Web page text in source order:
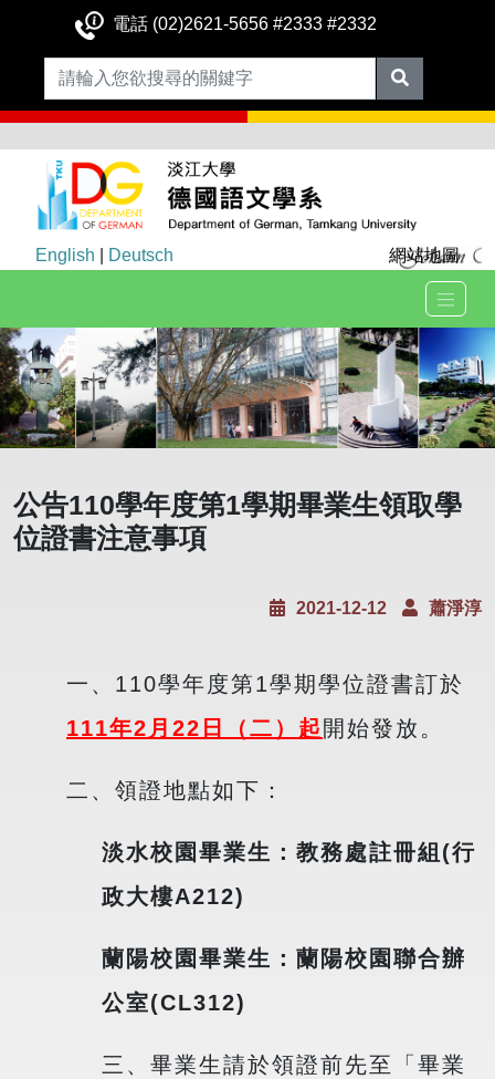
電話 (02)2621-5656 #2333 #2332
English Deutsch 網站地圖
公告110學年度第1學期畢業生領取學
位證書注意事項
2021-12-12 蕭淨淳
一、110學年度第1學期學位證書訂於
111年2月22日（二） 起 開始發放。
二、領證地點如下：
淡水校園畢業生：教務處註冊組(行
政大樓A212)
蘭陽校園畢業生：蘭陽校園聯合辦
公室(CL312)
三、畢業生請於領證前先至「畢業